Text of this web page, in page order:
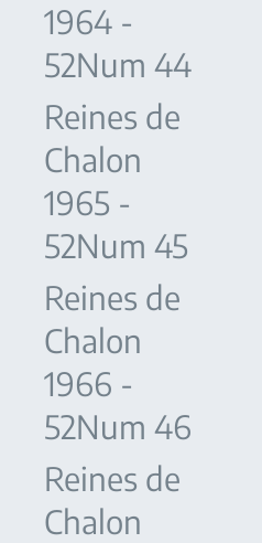
1964 -
52Num 44
Reines de
Chalon
1965 -
52Num 45
Reines de
Chalon
1966 -
52Num 46
Reines de
Chalon